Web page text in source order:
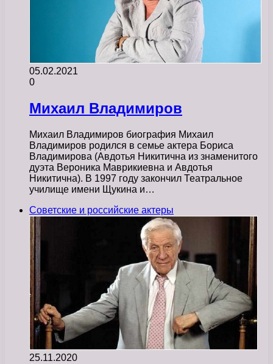
05.02.2021
0
Михаил Владимиров
Михаил Владимиров биография Михаил
Владимиров родился в семье актера Бориса
Владимирова (Авдотья Никитична из знаменитого
дуэта Вероника Маврикиевна и Авдотья
Никитична). В 1997 году закончил Театральное
училище имени Щукина и…
Советские и российские актеры
25.11.2020